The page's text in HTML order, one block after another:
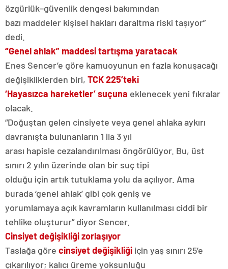
özgürlük–güvenlik dengesi bakımından
bazı maddeler kişisel hakları daraltma riski taşıyor”
dedi.
“Genel ahlak” maddesi tartışma yaratacak
Enes Sencer’e göre kamuoyunun en fazla konuşacağı
değişikliklerden biri, TCK 225’teki
‘Hayasızca hareketler’suçuna eklenecek yeni fıkralar
olacak.
“Doğuştan gelen cinsiyete veya genel ahlaka aykırı
davranışta bulunanların 1 ila 3 yıl
arası hapisle cezalandırılması öngörülüyor. Bu, üst
sınırı 2 yılın üzerinde olan bir suç tipi
olduğu için artık tutuklama yolu da açılıyor. Ama
burada ‘genel ahlak’ gibi çok geniş ve
yorumlamaya açık kavramların kullanılması ciddi bir
tehlike oluşturur” diyor Sencer.
Cinsiyet değişikliği zorlaşıyor
Taslağa göre cinsiyet değişikliği için yaş sınırı 25’e
çıkarılıyor; kalıcı üreme yoksunluğu